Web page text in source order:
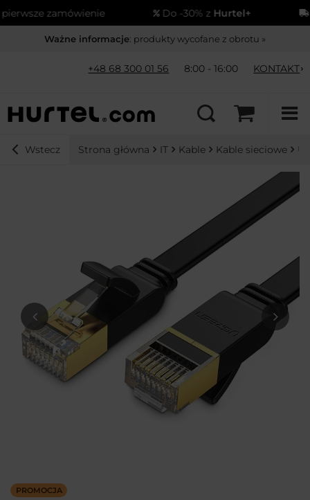
zamówienie Do -30% zHurtel+
Ważne informacje: produkty wycofane z obrotu »
+48 68 300 01 56 8:00 - 16:00 KONTAKT
Wstecz Strona główna IT Kable Kable sieciowe
PROMOCJA